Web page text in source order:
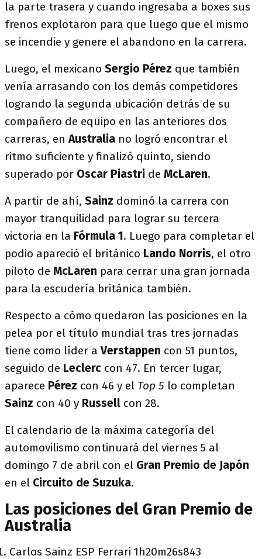
la parte trasera y cuando ingresaba a boxes sus
frenos explotaron para que luego que el mismo
se incendie y genere el abandono en la carrera.
Luego, el mexicano Sergio Pérez que también
venía arrasando con los demás competidores
logrando la segunda ubicación detrás de su
compañero de equipo en las anteriores dos
carreras, enAustralia no logró encontrar el
ritmo suficiente y finalizó quinto, siendo
superado por Oscar Piastri de McLaren.
A partir de ahí, Sainz dominó la carrera con
mayor tranquilidad para lograr su tercera
victoria en la Fórmula 1. Luego para completar el
podio apareció el británico Lando Norris, el otro
piloto de McLaren para cerrar una gran jornada
para la escudería británica también.
Respecto a cómo quedaron las posiciones en la
pelea por el título mundial tras tres jornadas
tiene como líder aVerstappen con 51 puntos,
seguido de Leclerc con 47. En tercer lugar,
aparece Pérez con 46 y el Top 5 lo completan
Sainz con 40 y Russell con 28.
El calendario de la máxima categoría del
automovilismo continuará del viernes 5 al
domingo 7 de abril con el Gran Premio de Japón
en el Circuito de Suzuka.
Las posiciones del Gran Premio de
Australia
Carlos Sainz ESP Ferrari 1h20m26s843